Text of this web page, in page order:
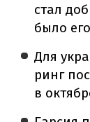
стал
было
Для
ринг
в